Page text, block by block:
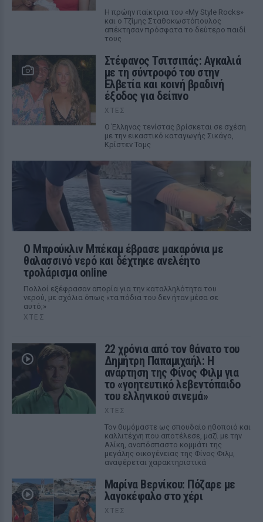
Η πρώην παίκτρια του «My Style Rocks»
και ο Τζίμης Σταθοκωστόπουλος
απέκτησαν πρόσφατα το δεύτερο παιδί
τους
Στέφανος Τσιτσιπάς: Αγκαλιά
με τη σύντροφό του στην
Ελβετία και κοινή βραδινή
έξοδος για δείπνο
ΧΤΕΣ
Ο Έλληνας τενίστας βρίσκεται σε σχέση
με την εικαστικό καταγωγής Σικάγο,
Κρίστεν Τομς
Ο Μπρούκλιν Μπέκαμ έβρασε μακαρόνια με
θαλασσινό νερό και δέχτηκε ανελέητο
τρολάρισμα online
Πολλοί εξέφρασαν απορία για την καταλληλότητα του
νερού, με σχόλια όπως «τα πόδια του δεν ήταν μέσα σε
αυτό;»
ΧΤΕΣ
22 χρόνια από τον θάνατο του
Δημήτρη Παπαμιχαήλ: Η
ανάρτηση της Φίνος Φιλμ για
το «γοητευτικό λεβεντόπαιδο
του ελληνικού σινεμά»
ΧΤΕΣ
Τον θυμόμαστε ως σπουδαίο ηθοποιό και
καλλιτέχνη που αποτέλεσε, μαζί με την
Αλίκη, αναπόσπαστο κομμάτι της
μεγάλης οικογένειας της Φίνος Φιλμ,
αναφέρεται χαρακτηριστικά
Μαρίνα Βερνίκου: Πόζαρε με
λαγοκέφαλο στο χέρι
ΧΤΕΣ